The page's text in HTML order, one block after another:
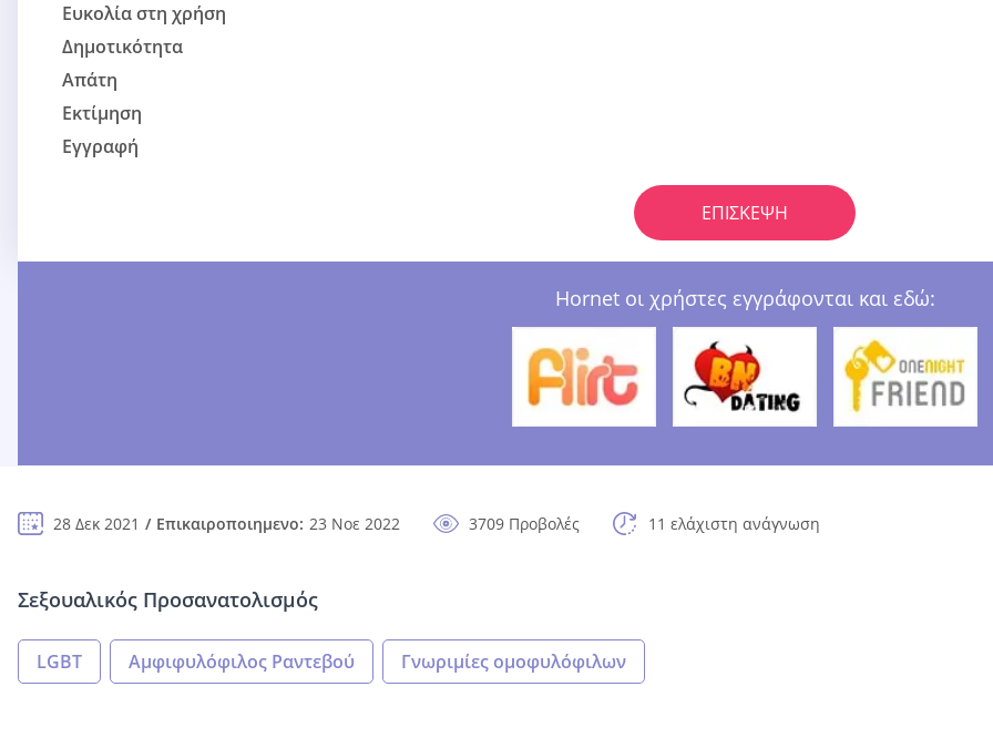
Ευκολία στη χρήση
Δημοτικότητα
Απάτη
Εκτίμηση
Εγγραφή
ΕΠΊΣΚΕΨΗ
Hornet οι χρήστες εγγράφονται και εδώ:
28 Δεκ 2021 Επικαιροποιημενο: 23 Νοε 2022 3709 Προβολές 11 ελάχιστη ανάγνωση
Σεξουαλικός Προσανατολισμός
LGBT Αμφιφυλόφιλος Ραντεβού Γνωριμίες ομοφυλόφιλων